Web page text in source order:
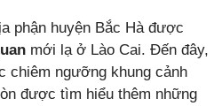
phận huyện Bắc Hà được
mới lạ ở Lào Cai. Đến đây,
chiêm ngưỡng khung cảnh
được tìm hiểu thêm những